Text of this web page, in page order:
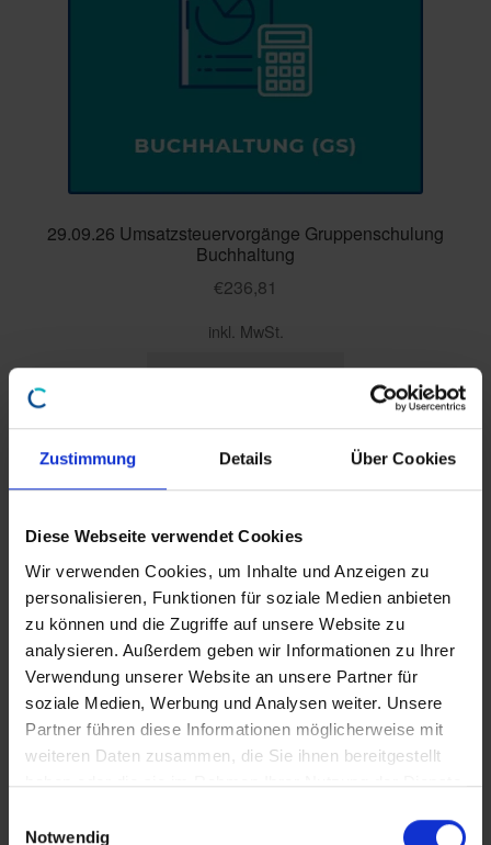
Zustimmung Details Über Cookies
Diese Webseite verwendet Cookies
Wir verwenden Cookies, um Inhalte und Anzeigen zu
personalisieren, Funktionen für soziale Medien anbieten
zu können und die Zugriffe auf unsere Website zu
analysieren. Außerdem geben wir Informationen zu Ihrer
Verwendung unserer Website an unsere Partner für
soziale Medien, Werbung und Analysen weiter. Unsere
Partner führen diese Informationen möglicherweise mit
weiteren Daten zusammen, die Sie ihnen bereitgestellt
haben oder die sie im Rahmen Ihrer Nutzung der Dienste
Notwendig
29.09.26 Umsatzsteuervorgänge Gruppenschulung
Buchhaltung
€236,81
inkl. MwSt.
In den Warenkorb